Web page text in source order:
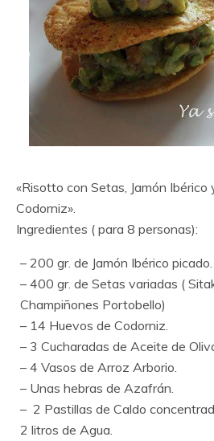
«Risotto con Setas, Jamón Ibérico
Codorniz».
Ingredientes ( para 8 personas):
– 200 gr. de Jamón Ibérico picado.
– 400 gr. de Setas variadas (
Champiñones Portobello)
– 14 Huevos de Codorniz.
– 3 Cucharadas de Aceite de
– 4 Vasos de Arroz Arborio.
– Unas hebras de Azafrán.
– 2 Pastillas de Caldo
2 litros de Agua.